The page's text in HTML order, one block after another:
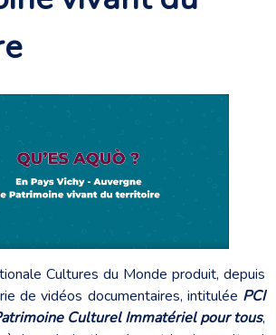
Cultures du Monde produit, depuis
de vidéos documentaires, intitulée PCI
Culturel Immatériel pour tous,